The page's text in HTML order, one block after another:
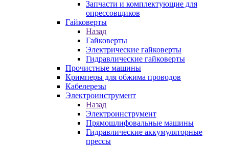
Запчасти и комплектующие для
опрессовщиков
Гайковерты
Назад
Гайковерты
Электрические гайковерты
Гидравлические гайковерты
Прочистные машины
Кримперы для обжима проводов
Кабелерезы
Электроинструмент
Назад
Электроинструмент
Прямошлифовальные машины
Гидравлические аккумуляторные
прессы